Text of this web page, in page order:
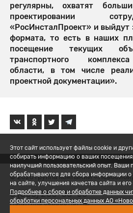
регулярны, охватят
проектировании
«РосИнсталПроект» и выйдут
формата, то есть в наших
посещение текущих
транспортного
области, в том числе
проектной документации».
© 2026 Группа компаний
8 (800) 200-05-06
Политика обработки ПД
Этот сайт использует файлы cookie и
собирать информацию о ваших
наилучший пользовательский опыт. Ваши
обрабатываются для сбора информации о
на сайте, улучшения качества сайта и
Подробнее о сборе и обработке данных
обработки персональных данных АО